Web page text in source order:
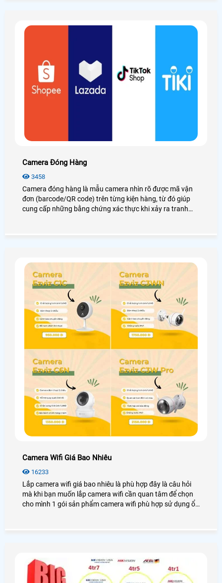
Camera Đóng Hàng
3458
Camera đóng hàng là mẫu camera nhìn rõ được mã vận
đơn (barcode/QR code) trên từng kiện hàng, từ đó giúp
cung cấp những bằng chứng xác thực khi xảy ra tranh
Camera Wifi Giá Bao Nhiêu
16233
Lắp camera wifi giá bao nhiêu là phù hợp đây là câu hỏi
mà khi bạn muốn lắp camera wifi cần quan tâm để chọn
cho mình 1 gói sản phẩm camera wifi phù hợp sử dụng ổn